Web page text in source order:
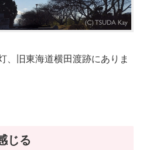
、旧東海道横田渡跡にありま
じる